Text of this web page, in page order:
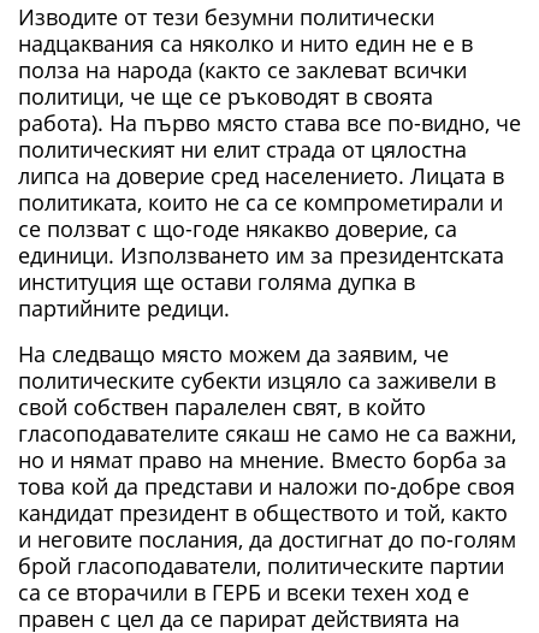
Изводите от тези безумни политически
надцаквания са няколко и нито един не е в
полза на народа (както се заклеват всички
политици, че ще се ръководят в своята
работа). На първо място става все по-видно, че
политическият ни елит страда от цялостна
липса на доверие сред населението. Лицата в
политиката, които не са се компрометирали и
се ползват с що-годе някакво доверие, са
единици. Използването им за президентската
институция ще остави голяма дупка в
партийните редици.
На следващо място можем да заявим, че
политическите субекти изцяло са заживели в
свой собствен паралелен свят, в който
гласоподавателите сякаш не само не са важни,
но и нямат право на мнение. Вместо борба за
това кой да представи и наложи по-добре своя
кандидат президент в обществото и той, както
и неговите послания, да достигнат до по-голям
брой гласоподаватели, политическите партии
са се вторачили в ГЕРБ и всеки техен ход е
правен с цел да се парират действията на